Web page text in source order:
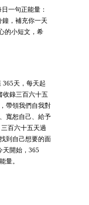
一句正能量：
鐘，補充你一天
的小短文，希
365天，每天起
收錄三百六十五
帶領我們自我對
寬恕自己、給予
百六十五天過
到自己想要的面
天開始，365
量。